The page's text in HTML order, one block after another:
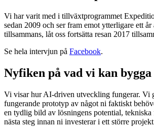
Vi har varit med i tillväxtprogrammet
sedan 2009 och ser fram emot ytterligare ett
tillsammans, låt oss fortsätta resan 2017
Se hela intervjun på Facebook.
Nyfiken på vad vi kan
Vi visar hur AI-driven utveckling fungerar. Vi
fungerande prototyp av något ni faktiskt
en tydlig bild av lösningens potential, tekniska
nästa steg innan ni investerar i ett större